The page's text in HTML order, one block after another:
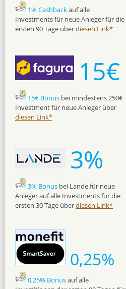
1% Cashbackauf alle
Investments für neue Anleger für die
ersten 90 Tage überdiesen Link*
15€
15€ Bonus bei mindestens 250€
Investment für neue Anleger über
diesen Link*
3%
3% Bonus bei Lande für neue
Anleger auf alle Investments für die
ersten 30 Tage überdiesen Link*
0,25%
0,25% Bonusauf alle